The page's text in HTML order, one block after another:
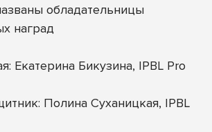
обладательницы
наград
Екатерина Бикузина, IPBL Pro
Полина Суханицкая, IPBL